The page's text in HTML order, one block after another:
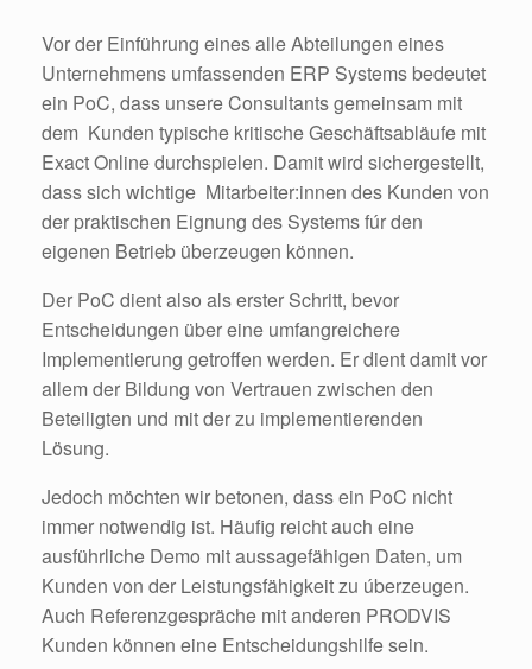
Vor der Einführung eines alle Abteilungen eines
Unternehmens umfassenden ERP Systems bedeutet
ein PoC, dass unsere Consultants gemeinsam mit
dem Kunden typische kritische Geschäftsabläufe mit
Exact Online durchspielen. Damit wird sichergestellt,
dass sich wichtige Mitarbeiter:innen des Kunden von
der praktischen Eignung des Systems fúr den
eigenen Betrieb überzeugen können.
Der PoC dient also als erster Schritt, bevor
Entscheidungen über eine umfangreichere
Implementierung getroffen werden. Er dient damit vor
allem der Bildung von Vertrauen zwischen den
Beteiligten und mit der zu implementierenden
Lösung.
Jedoch möchten wir betonen, dass ein PoC nicht
immer notwendig ist. Häufig reicht auch eine
ausführliche Demo mit aussagefähigen Daten, um
Kunden von der Leistungsfähigkeit zu úberzeugen.
Auch Referenzgespräche mit anderen PRODVIS
Kunden können eine Entscheidungshilfe sein.